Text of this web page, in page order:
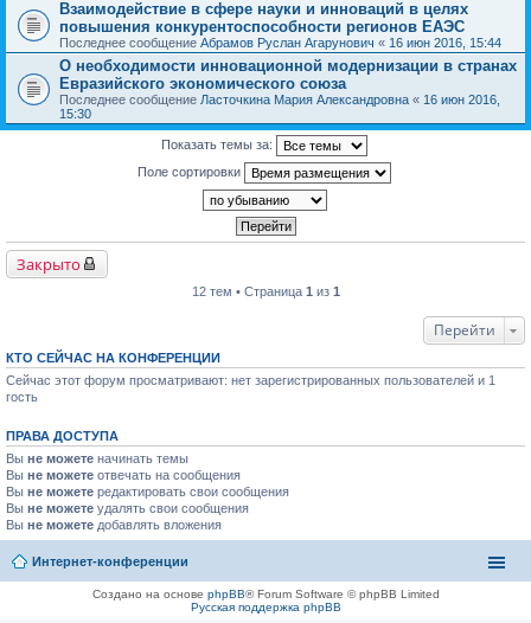
Взаимодействие в сфере науки и инноваций в целях
повышения конкурентоспособности регионов ЕАЭС
Последнее сообщение Абрамов Руслан Агарунович « 16 июн 2016, 15:44
О необходимости инновационной модернизации в странах
Евразийского экономического союза
Последнее сообщение Ласточкина Мария Александровна « 16 июн 2016,
15:30
Показать темы за:
Поле сортировки
Закрыто
12 тем • Страница 1 из 1
Перейти
КТО СЕЙЧАС НА КОНФЕРЕНЦИИ
Сейчас этот форум просматривают: нет зарегистрированных пользователей и 1
гость
ПРАВА ДОСТУПА
Вы не можете начинать темы
Вы не можете отвечать на сообщения
Вы не можете редактировать свои сообщения
Вы не можете удалять свои сообщения
Вы не можете добавлять вложения
Интернет-конференции
Создано на основе phpBB® Forum Software © phpBB Limited
Русская поддержка phpBB